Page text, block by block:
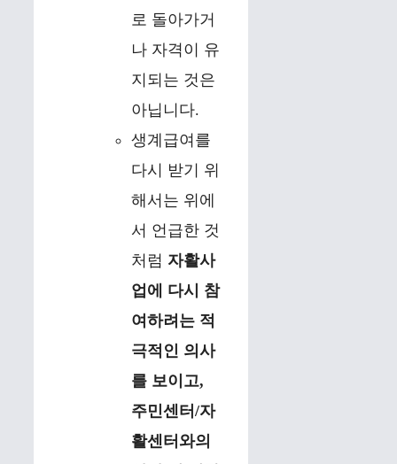
로 돌아가거
나 자격이 유
지되는 것은
아닙니다.
생계급여를
다시 받기 위
해서는 위에
서 언급한 것
처럼 자활사
업에 다시 참
여하려는 적
극적인 의사
를 보이고,
주민센터/자
활센터와의